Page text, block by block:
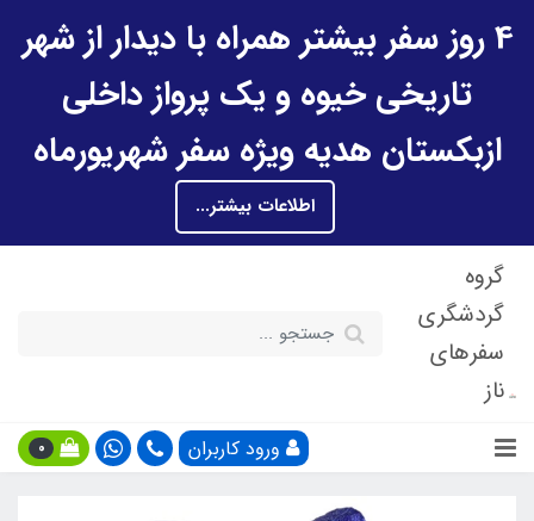
4 روز سفر بیشتر همراه با دیدار از شهر
تاریخی خیوه و یک پرواز داخلی
ازبکستان هدیه ویژه سفر شهریورماه
اطلاعات بیشتر...
گروه
گردشگری
سفرهای
ناز
ورود کاربران 0